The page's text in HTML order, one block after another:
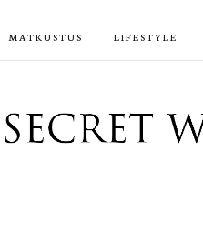
MATKUSTUS LIFESTYLE